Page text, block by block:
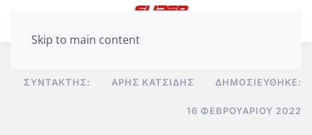
Skip to main content
ΣΥΝΤΆΚΤΗΣ: ΆΡΗΣ ΚΑΤΣΊΔΗΣ ΔΗΜΟΣΙΕΎΘΗΚΕ:
16 ΦΕΒΡΟΥΑΡΊΟΥ 2022